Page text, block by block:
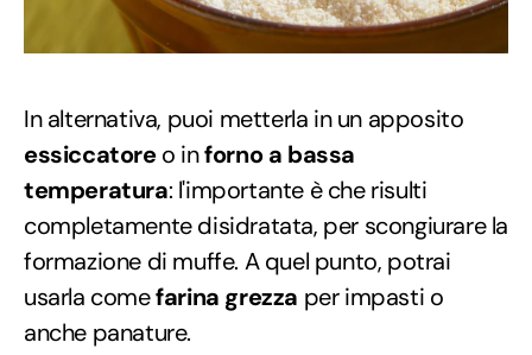
In alternativa, puoi metterla in un apposito
essiccatoreo inforno a bassa
temperatura: l'importante è che risulti
completamente disidratata, per scongiurare la
formazione di muffe. A quel punto, potrai
usarla comefarina grezza per impasti o
anche panature.